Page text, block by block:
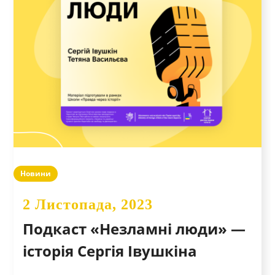
Новини
2 Листопада, 2023
Подкаст «Незламні люди» —
історія Сергія Івушкіна